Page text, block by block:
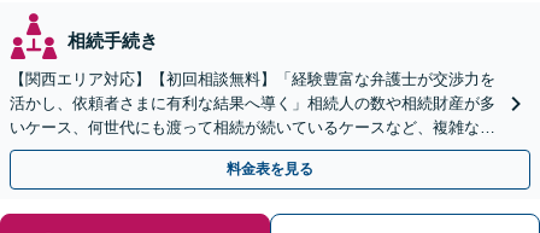
相続手続き
【関西エリア対応】【初回相談無料】「経験豊富な弁護士が交渉力を
活かし、依頼者さまに有利な結果へ導く」相続人の数や相続財産が多
いケース、何世代にも渡って相続が続いているケースなど、複雑な事
案でも対応！協議、調停、審判どのフェーズからも相談可
料金表を見る